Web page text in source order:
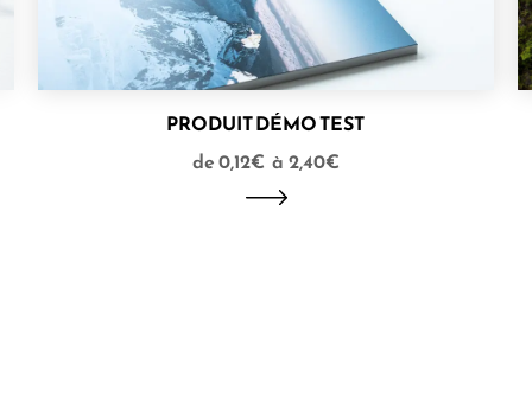
PRODUIT DÉMO TEST
0,12€ – 2,40€